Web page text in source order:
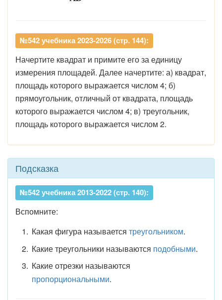
№542 учебника 2023-2026 (стр. 144):
Начертите квадрат и примите его за единицу
измерения площадей. Далее начертите: а) квадрат,
площадь которого выражается числом 4; б)
прямоугольник, отличный от квадрата, площадь
которого выражается числом 4; в) треугольник,
площадь которого выражается числом 2.
Подсказка
№542 учебника 2013-2022 (стр. 140):
Вспомните:
Какая фигура называется треугольником.
Какие треугольники называются подобными.
Какие отрезки называются
пропорциональными.